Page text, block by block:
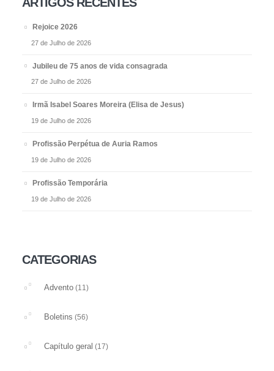
Rejoice 2026
27 de Julho de 2026
Jubileu de 75 anos de vida consagrada
27 de Julho de 2026
Irmã Isabel Soares Moreira (Elisa de Jesus)
19 de Julho de 2026
Profissão Perpétua de Auria Ramos
19 de Julho de 2026
Profissão Temporária
19 de Julho de 2026
CATEGORIAS
Advento (11)
Boletins (56)
Capítulo geral (17)